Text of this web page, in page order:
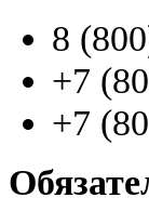
8 (800
+7
+7